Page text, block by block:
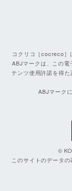
コクリコ［cocreco］
ABJマークは、この電
テンツ使用許諾を得
ABJマーク
©
このサイトのデータ